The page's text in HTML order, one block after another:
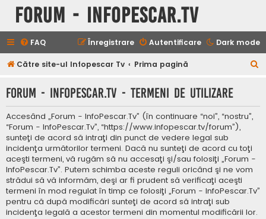
Forum - InfoPescar.Tv
Dark mode
FAQ Autentificare
Înregistrare
Către site-ul Infopescar Tv Prima pagină
t
Forum - InfoPescar.Tv - Termeni de utilizare
Accesând „Forum - InfoPescar.Tv” (în continuare “noi”, “nostru”,
“Forum - InfoPescar.Tv”, “https://www.infopescar.tv/forum”),
sunteţi de acord să intraţi din punct de vedere legal sub
incidenţa următorilor termeni. Dacă nu sunteţi de acord cu toţi
aceşti termeni, vă rugăm să nu accesaţi şi/sau folosiţi „Forum -
InfoPescar.Tv”. Putem schimba aceste reguli oricând şi ne vom
strădui să vă informăm, deşi ar fi prudent să verificaţi aceşti
termeni în mod regulat în timp ce folosiţi „Forum - InfoPescar.Tv”
pentru că după modificări sunteţi de acord să intraţi sub
incidenţa legală a acestor termeni din momentul modificării lor.